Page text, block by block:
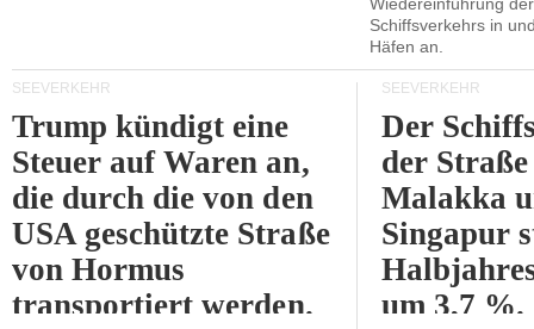
Schiffsverkehrs in
Häfen an.
SEEVERKEHR
Trump kündigt eine
Steuer auf Waren an,
die durch die von den
USA geschützte Straße
von Hormus
transportiert werden.
SEEVERKEHR
Der
der
Malakka
Singapur
um 3,7 %.